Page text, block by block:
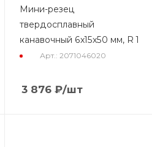
Мини-резец
твердосплавный
канавочный 6x15x50 мм, R 1
Арт.: 2071046020
3 876₽/шт